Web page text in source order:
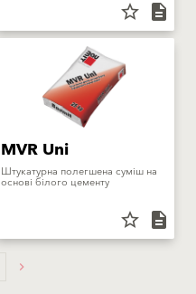
star_border description
MVR Uni
Штукатурна полегшена суміш на
основі білого цементу
star_border description